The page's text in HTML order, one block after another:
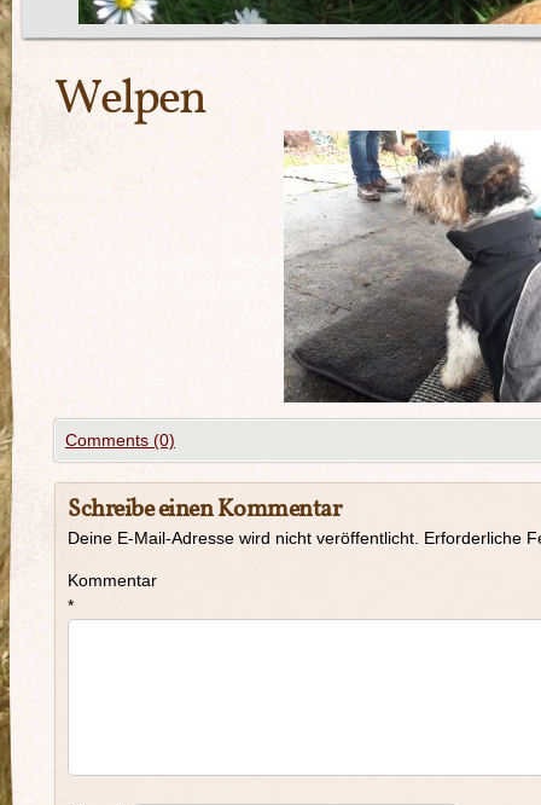
Welpen
Comments (0)
Schreibe einen Kommentar
Deine E-Mail-Adresse wird nicht veröffentlicht. Erforderliche
Kommentar
*